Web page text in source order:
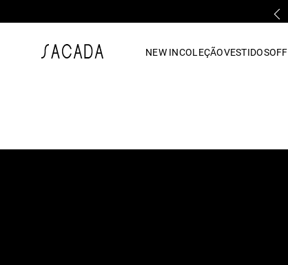
NEW INCOLEÇÃOVESTIDOSOFF
vestido midi
7º macacão